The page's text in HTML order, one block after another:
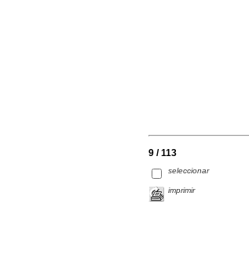
9 / 113
seleccionar
imprimir